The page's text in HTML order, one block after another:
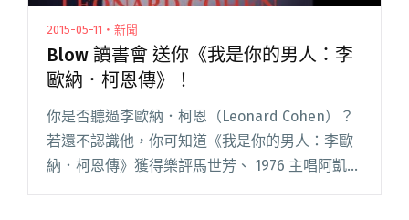
2015-05-11・新聞
Blow 讀書會 送你《我是你的男人：李
歐納．柯恩傳》！
你是否聽過李歐納．柯恩（Leonard Cohen）？
若還不認識他，你可知道《我是你的男人：李歐
納．柯恩傳》獲得樂評馬世芳、 1976 主唱阿凱以
及客家歌王林生祥一致推薦？甚至從 StreetVoice